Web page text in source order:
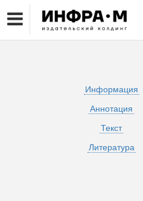
Информация
Аннотация
Текст
Литература